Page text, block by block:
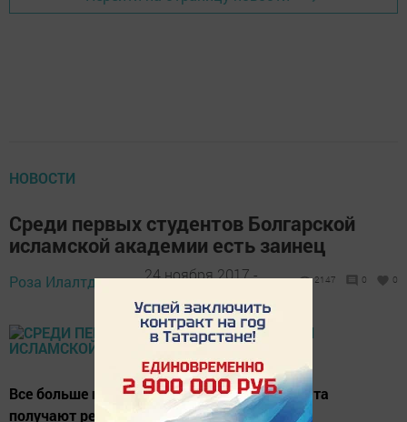
НОВОСТИ
Среди первых студентов Болгарской
исламской академии есть заинец
Роза Илалтдинова, 24 ноября 2017 -
2147 0 0
Все больше прихожан Заинского мухтасибата
получают религиозное образование.